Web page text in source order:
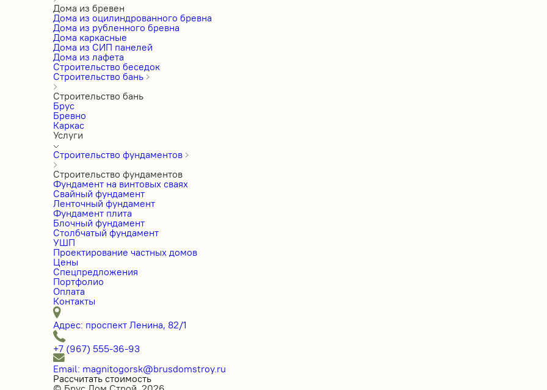
Дома из бревен
Дома из оцилиндрованного бревна
Дома из рубленного бревна
Дома каркасные
Дома из СИП панелей
Дома из лафета
Строительство беседок
Строительство бань
Строительство бань
Брус
Бревно
Каркас
Услуги
Строительство фундаментов
Строительство фундаментов
Фундамент на винтовых сваях
Свайный фундамент
Ленточный фундамент
Фундамент плита
Блочный фундамент
Столбчатый фундамент
УШП
Проектирование частных домов
Цены
Спецпредложения
Портфолио
Оплата
Контакты
Адрес: проспект Ленина, 82/1
+7 (967) 555-36-93
Email: magnitogorsk@brusdomstroy.ru
Рассчитать стоимость